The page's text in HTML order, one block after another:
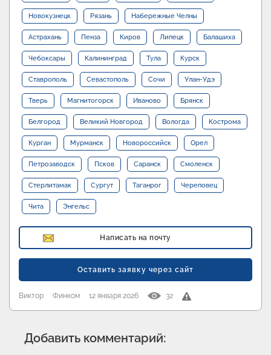
Новокузнецк Рязань Набережные Челны
Астрахань Пенза Киров Липецк Балашиха
Чебоксары Калининград Тула Курск
Ставрополь Севастополь Сочи Улан-Удэ
Тверь Магнитогорск Иваново Брянск
Белгород Великий Новгород Вологда Кострома
Курган Мурманск Новороссийск Орел
Петрозаводск Псков Саранск Смоленск
Стерлитамак Сургут Таганрог Череповец
Чита Энгельс
Написать на почту
Оставить заявку через сайт
Виктор Финком 12 января 2026 32
Добавить комментарий: